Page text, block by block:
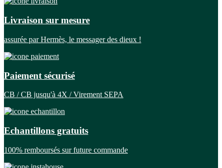
Livraison sur mesure
assurée par Hermès, le messager des dieux !
Paiement sécurisé
CB / CB jusqu'à 4X / Virement SEPA
Echantillons gratuits
100% remboursés sur future commande